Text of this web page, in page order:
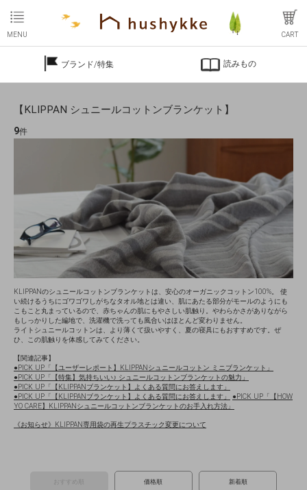
MENU CART
ブランド/特集 読みもの
【KLIPPAN シュニールコットンブランケット】
9件
KLIPPANのシュニールコットンブランケットは、安心のオーガニックコットン100%。 使
い続けるうちにゴワゴワしがちなタオル地とは違い、肌にあたる部分がモールのようにも
こもこと丸まっているので、赤ちゃんの肌にもやさしい肌触り。やわらかさがありながら
もしっかりした編地で、洗濯機で洗っても風合いはほとんど変わりません。
ライトシュニールコットンは、より薄くて扱いやすく、夏の寝具にもおすすめです。ぜ
ひ、この肌触りを体感してみてください。
【関連記事】
●PICK UP「【ユーザーレポート】KLIPPANシュニールコットン ミニブランケット」
●PICK UP「【特集】気持ちいい♪ シュニールコットンブランケットの魅力」
●PICK UP「【KLIPPANブランケット】よくある質問にお答えします」
●PICK UP「【KLIPPANブランケット】よくある質問にお答えします」
●PICK UP「【HOW
YO CARE】KLIPPANシュニールコットンブランケットのお手入れ方法」
《お知らせ》KLIPPAN専用袋の再生プラスチック変更について
おすすめ順 価格順 新着順